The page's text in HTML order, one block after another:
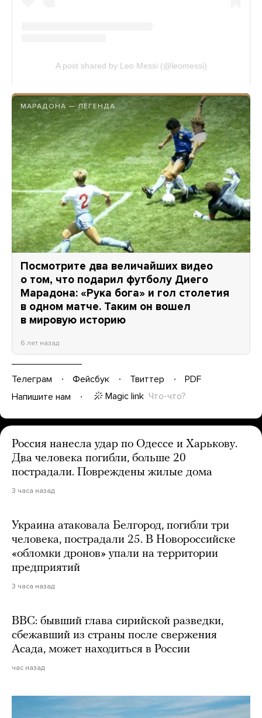
МАРАДОНА — ЛЕГЕНДА
Посмотрите два величайших видео
о том, что подарил футболу Диего
Марадона: «Рука бога» и гол столетия
в одном матче. Таким он вошел
в мировую историю
6 лет назад
Телеграм Фейсбук Твиттер
PDF
Напишите нам
Magic link Что-что?
Россия нанесла удар по Одессе и Харькову.
Два человека погибли, больше 20
пострадали. Повреждены жилые дома
3 часа назад
Украина атаковала Белгород, погибли три
человека, пострадали 25. В Новороссийске
«обломки дронов» упали на территории
предприятий
3 часа назад
BBC: бывший глава сирийской разведки,
сбежавший из страны после свержения
Асада, может находиться в России
час назад